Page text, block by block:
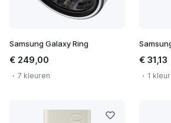
Samsung Galaxy Ring
€ 249,00
7 kleuren
€ 31,13
1 kleur